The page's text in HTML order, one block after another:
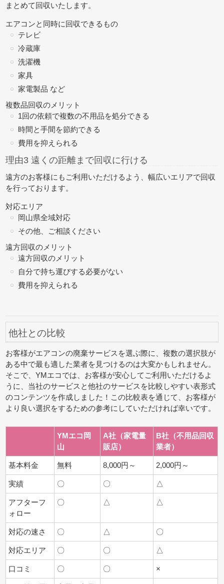
まとめて回収いたします。
エアコンと同時に回収できるもの
テレビ
冷蔵庫
洗濯機
家具
家電製品 など
複数品回収のメリット
1回の依頼で複数の不用品を処分できる
時間と手間を節約できる
費用を抑えられる
理由3 遠くの距離まで回収に行ける
遠方のお客様にもご利用いただけるよう、幅広いエリアで回収
を行っております。
対応エリア
岡山県全域対応
その他、ご相談ください
遠方回収のメリット
遠方回収のメリット
自分で持ち運びする必要がない
費用を抑えられる
他社との比較
お客様がエアコンの廃棄サービスを選ぶ際に、複数の選択肢が
ある中で最も適した業者を見つけるのは大変かもしれません。
そこで、YMエコでは、お客様が安心してご利用いただけるよ
うに、当社のサービスと他社のサービスを比較しやすい表形式
のコンテンツを作成しました！この比較表を通じて、お客様が
より良い選択をするための参考にしていただければ幸いです。
YMエコ岡
山
A社（家電量
販店）
B社（不用品回収
業者）
基本料金 無料 8,000円～ 2,000円～
実績 〇 〇 △
アフターフ
ォロー
〇 △ △
対応の速さ 〇 △ 〇
対応エリア 〇 〇 △
口コミ 〇 〇 ×